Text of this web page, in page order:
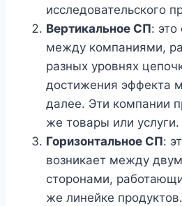
исследовательского
Вертикальное СП: это
между компаниями,
разных уровнях
достижения эффекта
далее. Эти компании
же товары или услуги.
Горизонтальное СП:
возникает между
сторонами,
же линейке